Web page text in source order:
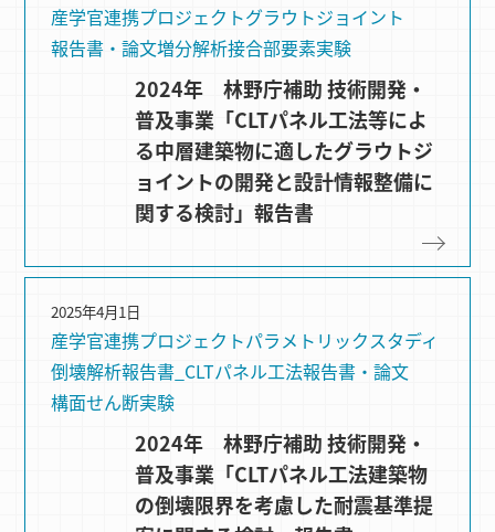
産学官連携プロジェクトグラウトジョイント
報告書・論文増分解析接合部要素実験
2024年 林野庁補助 技術開発・
普及事業「CLTパネル工法等によ
る中層建築物に適したグラウトジ
ョイントの開発と設計情報整備に
関する検討」報告書
産学官連携プロジェクトパラメトリックスタディ
倒壊解析報告書_CLTパネル工法報告書・論文
構⾯せん断実験
2025年4月1日
2024年 林野庁補助 技術開発・
普及事業「CLTパネル工法建築物
の倒壊限界を考慮した耐震基準提